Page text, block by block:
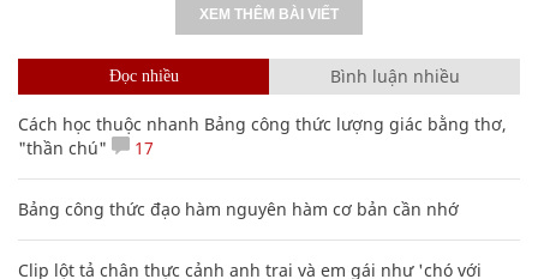
XEM THÊM BÀI VIẾT
Đọc nhiều Bình luận nhiều
Cách học thuộc nhanh Bảng công thức lượng giác bằng thơ,
"thần chú"
17
Bảng công thức đạo hàm nguyên hàm cơ bản cần nhớ
Clip lột tả chân thực cảnh anh trai và em gái như 'chó với